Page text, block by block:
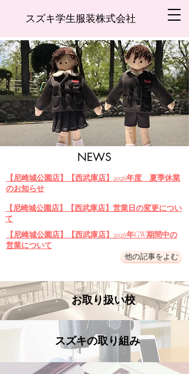
スズキ学生服装株式会社
NEWS
【尼崎城公園店】【西武庫店】2026年度 夏季休業
のお知らせ
【尼崎城公園店】【西武庫店】営業日の変更につい
て
【尼崎城公園店】【西武庫店】2026年GW期間中の
営業について
他の記事をよむ
​お取り扱い校
スズキの取り組み